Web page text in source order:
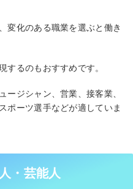
変化のある職業を選ぶと働き
するのもおすすめです。
ージシャン、営業、接客業、
ポーツ選手などが適していま
・芸能人